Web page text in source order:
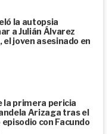
la autopsia
a Julián Álvarez
el joven asesinado en
la primera pericia
Arizaga tras el
con Facundo